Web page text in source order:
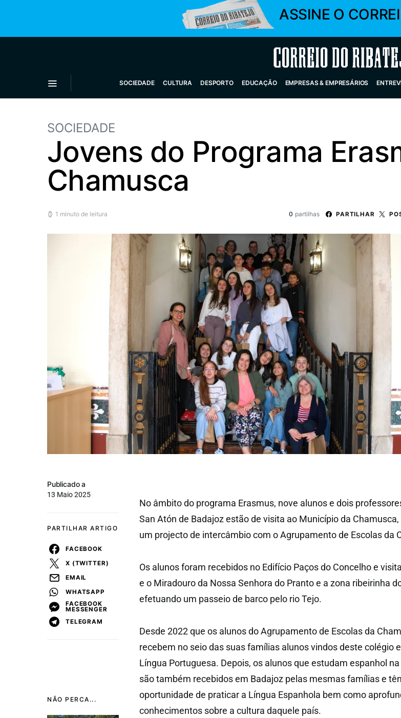
ASSINE O
Correio do Ribatejo
SOCIEDADE CULTURA DESPORTO EDUCAÇÃO EMPRESAS & EMPRESÁRIOS
SOCIEDADE
Jovens do Programa
Chamusca
1 minuto de leitura 0 partilhas PARTILHAR
NÃO PERCA...
Publicado a
13 Maio 2025
PARTILHAR ARTIGO
FACEBOOK
X (TWITTER)
EMAIL
WHATSAPP
FACEBOOK
MESSENGER
TELEGRAM
No âmbito do programa Erasmus, nove alunos e dois
San Atón de Badajoz estão de visita ao Município da
um projecto de intercâmbio com o Agrupamento de Escolas da
Os alunos foram recebidos no Edifício Paços do Concelho e
e o Miradouro da Nossa Senhora do Pranto e a zona ribeirinha
efetuando um passeio de barco pelo rio Tejo.
Desde 2022 que os alunos do Agrupamento de Escolas da
recebem no seio das suas famílias alunos vindos deste colégio
Língua Portuguesa. Depois, os alunos que estudam espanhol
são também recebidos em Badajoz pelas mesmas famílias e
oportunidade de praticar a Língua Espanhola bem como
conhecimentos sobre a cultura daquele país.